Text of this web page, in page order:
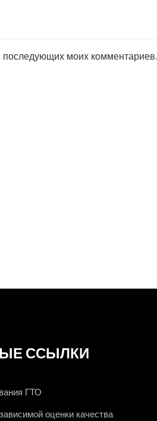
моих комментариев.
ССЫЛКИ
ГТО
оценки качества